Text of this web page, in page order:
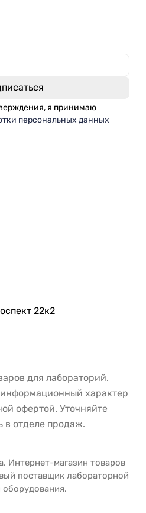
я принимаю
персональных данных
22к2
для лабораторий.
характер
офертой. Уточняйте
в отделе продаж.
Интернет-магазин товаров
поставщик лабораторной